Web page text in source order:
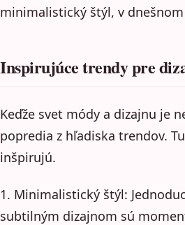
minimalistický štýl, v
Inspirujúce trendy pre
Keďže svet módy a dizajnu je
popredia z hľadiska trendov.
inšpirujú.
1. Minimalistický štýl:
subtilným dizajnom sú